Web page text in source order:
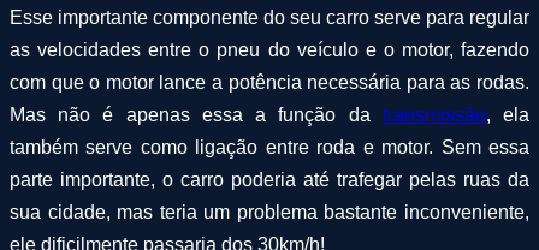
Esse importante componente do seu carro serve para regular
as velocidades entre o pneu do veículo e o motor, fazendo
com que o motor lance a potência necessária para as rodas.
Mas não é apenas essa a função da transmissão, ela
também serve como ligação entre roda e motor. Sem essa
parte importante, o carro poderia até trafegar pelas ruas da
sua cidade, mas teria um problema bastante inconveniente,
ele dificilmente passaria dos 30km/h!